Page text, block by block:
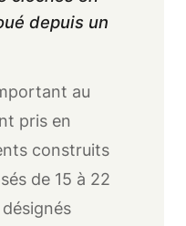
depuis un
au
pris en
construits
de 15 à 22